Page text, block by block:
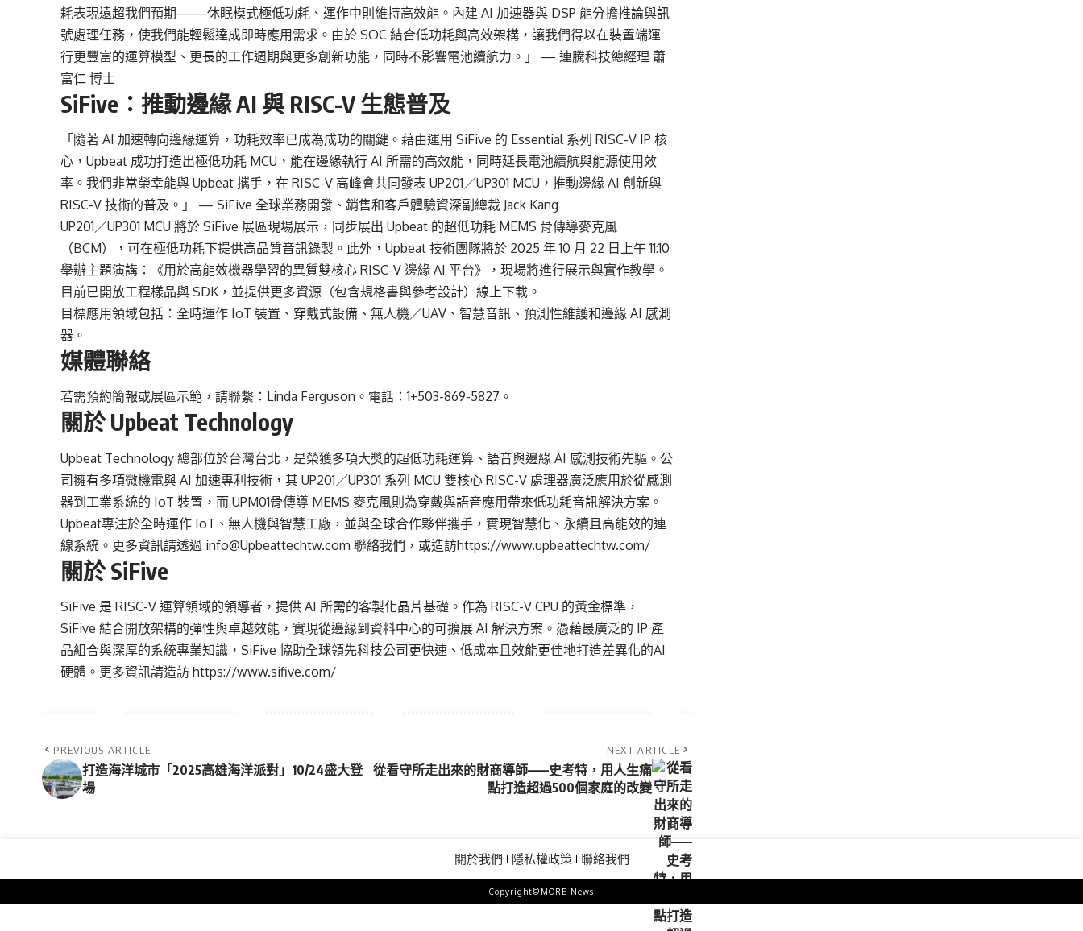
耗表現遠超我們預期——休眠模式極低功耗、運作中則維持高效能。內建 AI 加速器與 DSP 能分擔推論與訊
號處理任務，使我們能輕鬆達成即時應用需求。由於 SOC 結合低功耗與高效架構，讓我們得以在裝置端運
行更豐富的運算模型、更長的工作週期與更多創新功能，同時不影響電池續航力。」 — 連騰科技總經理 蕭
富仁 博士
SiFive：推動邊緣 AI 與 RISC-V 生態普及
「隨著 AI 加速轉向邊緣運算，功耗效率已成為成功的關鍵。藉由運用 SiFive 的 Essential 系列 RISC-V IP 核
心，Upbeat 成功打造出極低功耗 MCU，能在邊緣執行 AI 所需的高效能，同時延長電池續航與能源使用效
率。我們非常榮幸能與 Upbeat 攜手，在 RISC-V 高峰會共同發表 UP201／UP301 MCU，推動邊緣 AI 創新與
RISC-V 技術的普及。」 — SiFive 全球業務開發、銷售和客戶體驗資深副總裁 Jack Kang
UP201／UP301 MCU 將於 SiFive 展區現場展示，同步展出 Upbeat 的超低功耗 MEMS 骨傳導麥克風
（BCM），可在極低功耗下提供高品質音訊錄製。此外，Upbeat 技術團隊將於 2025 年 10 月 22 日上午 11:10
舉辦主題演講：《用於高能效機器學習的異質雙核心 RISC-V 邊緣 AI 平台》，現場將進行展示與實作教學。
目前已開放工程樣品與 SDK，並提供更多資源（包含規格書與參考設計）線上下載。
目標應用領域包括：全時運作 IoT 裝置、穿戴式設備、無人機／UAV、智慧音訊、預測性維護和邊緣 AI 感測
器。
媒體聯絡
若需預約簡報或展區示範，請聯繫：Linda Ferguson。電話：1+503-869-5827。
關於 Upbeat Technology
Upbeat Technology 總部位於台灣台北，是榮獲多項大獎的超低功耗運算、語音與邊緣 AI 感測技術先驅。公
司擁有多項微機電與 AI 加速專利技術，其 UP201／UP301 系列 MCU 雙核心 RISC-V 處理器廣泛應用於從感測
器到工業系統的 IoT 裝置，而 UPM01骨傳導 MEMS 麥克風則為穿戴與語音應用帶來低功耗音訊解決方案。
Upbeat專注於全時運作 IoT、無人機與智慧工廠，並與全球合作夥伴攜手，實現智慧化、永續且高能效的連
線系統。更多資訊請透過 info@Upbeattechtw.com 聯絡我們，或造訪https://www.upbeattechtw.com/
關於 SiFive
SiFive 是 RISC-V 運算領域的領導者，提供 AI 所需的客製化晶片基礎。作為 RISC-V CPU 的黃金標準，
SiFive 結合開放架構的彈性與卓越效能，實現從邊緣到資料中心的可擴展 AI 解決方案。憑藉最廣泛的 IP 產
品組合與深厚的系統專業知識，SiFive 協助全球領先科技公司更快速、低成本且效能更佳地打造差異化的AI
硬體。更多資訊請造訪https://www.sifive.com/
PREVIOUS ARTICLE
打造海洋城市「2025高雄海洋派對」10/24盛大登
場
NEXT ARTICLE
從看守所走出來的財商導師——史考特，用人生痛
點打造超過500個家庭的改變
關於我們 隱私權政策 聯絡我們
Copyright©MORE News